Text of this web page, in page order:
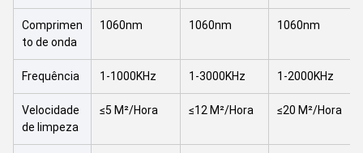
Comprimen
to de onda
1060nm 1060nm 1060nm
Frequência 1-1000KHz 1-3000KHz 1-2000KHz
Velocidade
de limpeza
≤5 M²/Hora ≤12 M²/Hora ≤20 M²/Hora